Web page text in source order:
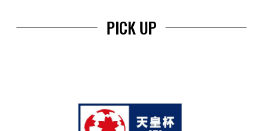
PICK UP